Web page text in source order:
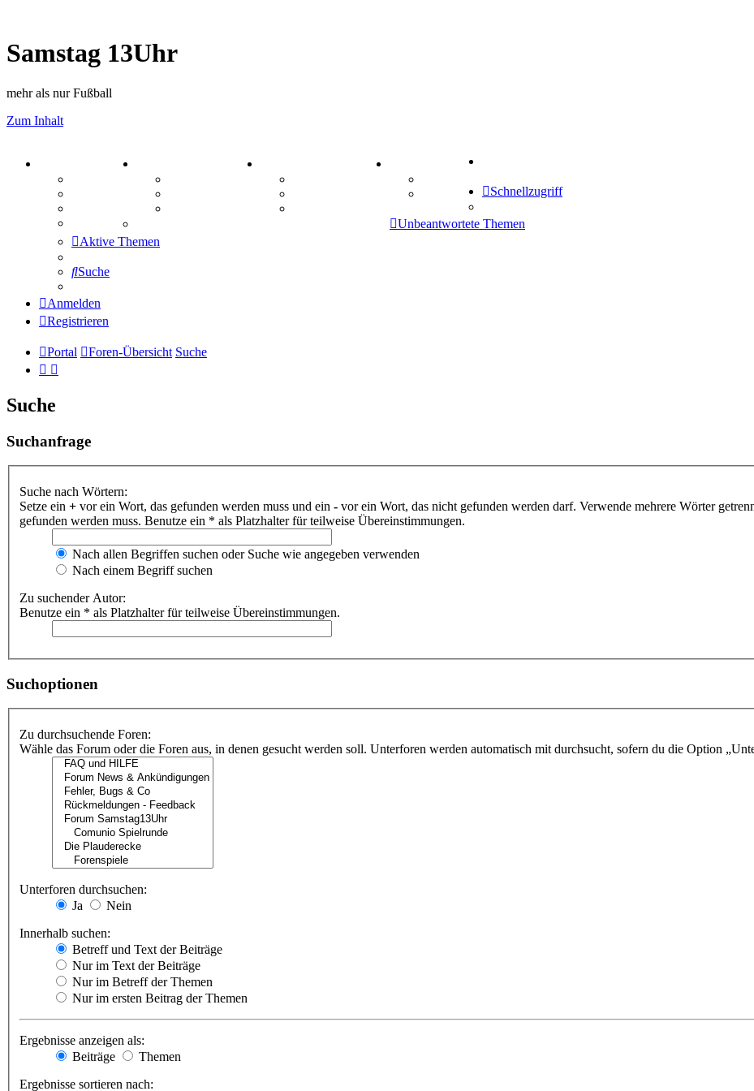
Samstag 13Uhr
mehr als nur Fußball
Zum Inhalt
Mastodon
Comunio
Schnellzugriff
Unbeantwortete Themen
Aktive Themen
Suche
Anmelden
Registrieren
Portal Foren-Übersicht Suche
Suche
Suchanfrage
Suche nach Wörtern:
Setze ein + vor ein Wort, das gefunden werden muss und ein - vor ein Wort, das nicht gefunden werden darf. Verwende mehrere Wörter
gefunden werden muss. Benutze ein * als Platzhalter für teilweise Übereinstimmungen.
Nach allen Begriffen suchen oder Suche wie angegeben verwenden
Nach einem Begriff suchen
Zu suchender Autor:
Benutze ein * als Platzhalter für teilweise Übereinstimmungen.
Suchoptionen
Zu durchsuchende Foren:
Wähle das Forum oder die Foren aus, in denen gesucht werden soll. Unterforen werden automatisch mit durchsucht, sofern du die Option
Unterforen durchsuchen:
Ja
Nein
Innerhalb suchen:
Betreff und Text der Beiträge
Nur im Text der Beiträge
Nur im Betreff der Themen
Nur im ersten Beitrag der Themen
Ergebnisse anzeigen als:
Beiträge
Themen
Ergebnisse sortieren nach: